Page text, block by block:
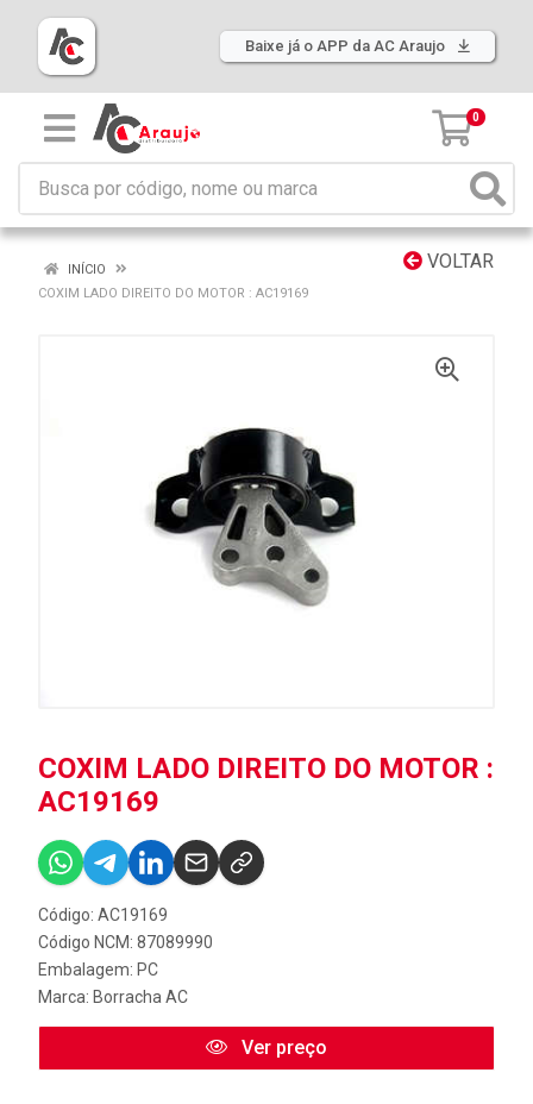
Baixe já o APP da AC Araujo
0
VOLTAR
INÍCIO
COXIM LADO DIREITO DO MOTOR : AC19169
COXIM LADO DIREITO DO MOTOR :
AC19169
Código: AC19169
Código NCM: 87089990
Embalagem: PC
Marca: Borracha AC
Ver preço